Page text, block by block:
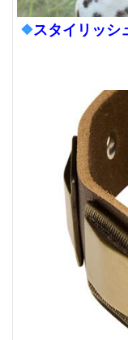
❖スタイリッ